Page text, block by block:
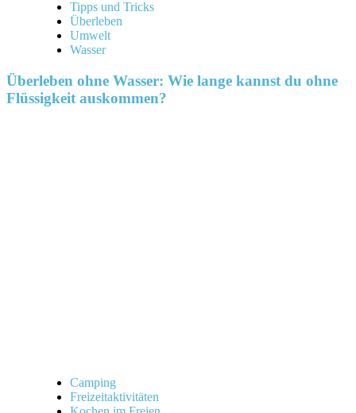
Tipps und Tricks
Überleben
Umwelt
Wasser
Überleben ohne Wasser: Wie lange kannst du ohne
Flüssigkeit auskommen?
Camping
Freizeitaktivitäten